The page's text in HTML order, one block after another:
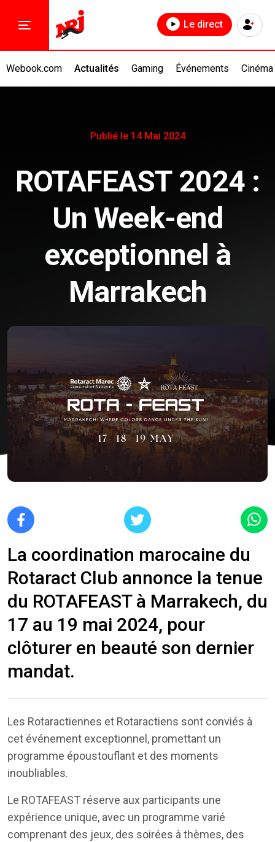
Webook.com Actualités Gaming Événements Cinéma
Le direct
Publié le 14 Mai 2024
ROTAFEAST 2024 :
Un Week-end
exceptionnel à
Marrakech
La coordination marocaine du
Rotaract Club annonce la tenue
du ROTAFEAST à Marrakech, du
17 au 19 mai 2024, pour
clôturer en beauté son dernier
mandat.
Les Rotaractiennes et Rotaractiens sont conviés à
cet événement exceptionnel, promettant un
programme époustouflant et des moments
inoubliables.
Le ROTAFEAST réserve aux participants une
expérience unique, avec un programme varié
comprenant des jeux, des soirées à thèmes, des